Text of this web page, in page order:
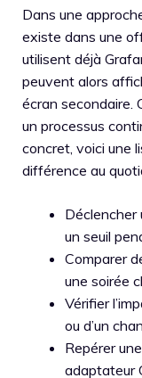
Dans une
existe dans une
utilisent déjà
peuvent alors
écran secondaire.
un processus
concret, voici une
différence au
Déclencher
un seuil
Comparer
une soirée
Vérifier
ou d’un
Repérer
adaptateur